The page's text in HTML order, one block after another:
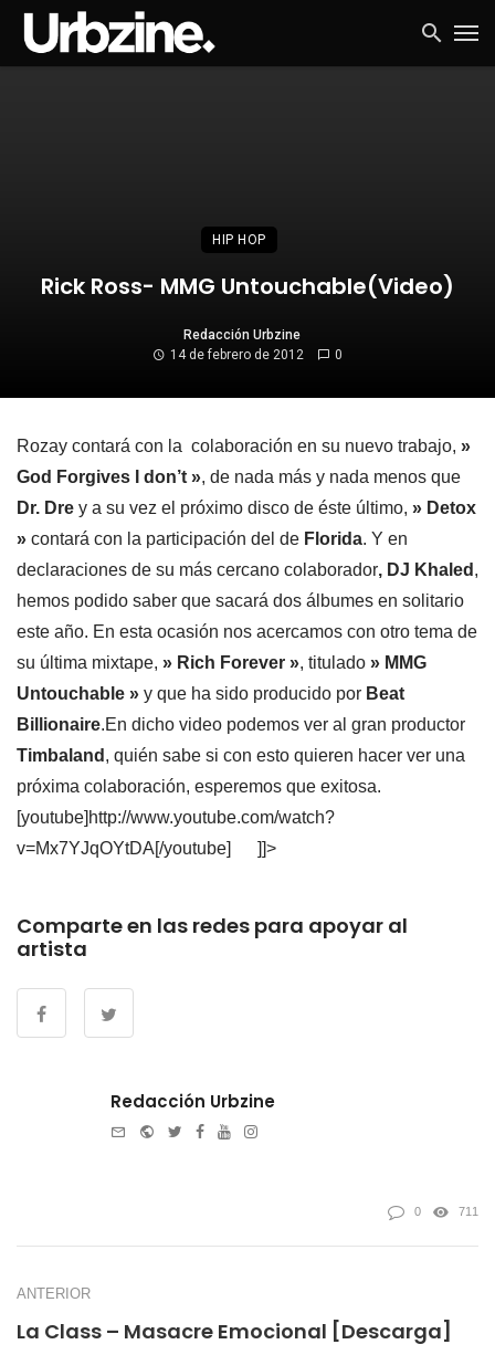
HIP HOP
Rick Ross- MMG Untouchable(Video)
Redacción Urbzine
14 de febrero de 2012
0
Rozay contará con la colaboración en su nuevo trabajo, »
God Forgives I don’t », de nada más y nada menos que
Dr. Dre y a su vez el próximo disco de éste último, » Detox
» contará con la participación del de Florida. Y en
declaraciones de su más cercano colaborador, DJ Khaled ,
hemos podido saber que sacará dos álbumes en solitario
este año. En esta ocasión nos acercamos con otro tema de
su última mixtape, » Rich Forever », titulado » MMG
Untouchable » y que ha sido producido por Beat
Billionaire.En dicho video podemos ver al gran productor
Timbaland , quién sabe si con esto quieren hacer ver una
próxima colaboración, esperemos que exitosa.
[youtube]http://www.youtube.com/watch?
v=Mx7YJqOYtDA[/youtube] ]]>
Comparte en las redes para apoyar al
artista
Redacción Urbzine
WebsiteTwitter
Facebook
YoutubeInstagram
0 711
ANTERIOR
La Class – Masacre Emocional [Descarga]